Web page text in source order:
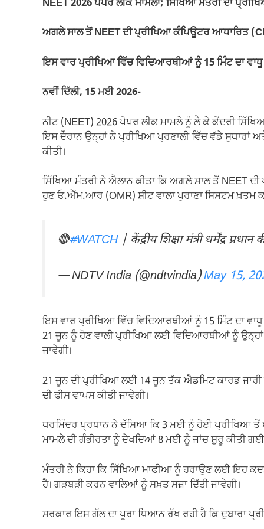
o
o
A
p
p
m
Li
n
k
NEET 2026 ਪੇਪਰ ਲੀਕ ਮਾਮਲਾ; ਸਿੱਖਿਆ ਮੰਤਰੀ ਦਾ
ਅਗਲੇ ਸਾਲ ਤੋਂ NEET ਦੀ ਪ੍ਰੀਖਿਆ ਕੰਪਿਊਟਰ ਆਧਾਰਿਤ
ਇਸ ਵਾਰ ਪ੍ਰੀਖਿਆ ਵਿੱਚ ਵਿਦਿਆਰਥੀਆਂ ਨੂੰ 15 ਮਿੰਟ ਦਾ ਵਾਧੂ
ਨਵੀਂ ਦਿੱਲੀ, 15 ਮਈ 2026-
ਨੀਟ (NEET) 2026 ਪੇਪਰ ਲੀਕ ਮਾਮਲੇ ਨੂੰ ਲੈ ਕੇ ਕੇਂਦਰੀ
ਇਸ ਦੌਰਾਨ ਉਨ੍ਹਾਂ ਨੇ ਪ੍ਰੀਖਿਆ ਪ੍ਰਣਾਲੀ ਵਿੱਚ ਵੱਡੇ ਸੁਧਾਰਾਂ
ਕੀਤੀ।
ਸਿੱਖਿਆ ਮੰਤਰੀ ਨੇ ਐਲਾਨ ਕੀਤਾ ਕਿ ਅਗਲੇ ਸਾਲ ਤੋਂ NEET
ਹੁਣ ਓ.ਐੱਮ.ਆਰ (OMR) ਸ਼ੀਟ ਵਾਲਾ ਪੁਰਾਣਾ ਸਿਸਟਮ ਖ਼ਤਮ
🔴#WATCH| केंद्रीय शिक्षा मंत्री धर्मेंद्र
— NDTV India (@ndtvindia)May 15,
ਇਸ ਵਾਰ ਪ੍ਰੀਖਿਆ ਵਿੱਚ ਵਿਦਿਆਰਥੀਆਂ ਨੂੰ 15 ਮਿੰਟ ਦਾ
21 ਜੂਨ ਨੂੰ ਹੋਣ ਵਾਲੀ ਪ੍ਰੀਖਿਆ ਲਈ ਵਿਦਿਆਰਥੀਆਂ ਨੂੰ
ਜਾਵੇਗੀ।
21 ਜੂਨ ਦੀ ਪ੍ਰੀਖਿਆ ਲਈ 14 ਜੂਨ ਤੱਕ ਐਡਮਿਟ ਕਾਰਡ
ਦੀ ਫੀਸ ਵਾਪਸ ਕੀਤੀ ਜਾਵੇਗੀ।
ਧਰਮਿੰਦਰ ਪ੍ਰਧਾਨ ਨੇ ਦੱਸਿਆ ਕਿ 3 ਮਈ ਨੂੰ ਹੋਈ ਪ੍ਰੀਖਿਆ
ਮਾਮਲੇ ਦੀ ਗੰਭੀਰਤਾ ਨੂੰ ਦੇਖਦਿਆਂ 8 ਮਈ ਨੂੰ ਜਾਂਚ ਸ਼ੁਰੂ ਕੀਤੀ
ਮੰਤਰੀ ਨੇ ਕਿਹਾ ਕਿ ਸਿੱਖਿਆ ਮਾਫੀਆ ਨੂੰ ਹਰਾਉਣ ਲਈ ਇਹ
ਹੈ। ਗੜਬੜੀ ਕਰਨ ਵਾਲਿਆਂ ਨੂੰ ਸਖ਼ਤ ਸਜ਼ਾ ਦਿੱਤੀ ਜਾਵੇਗੀ।
ਸਰਕਾਰ ਇਸ ਗੱਲ ਦਾ ਪੂਰਾ ਧਿਆਨ ਰੱਖ ਰਹੀ ਹੈ ਕਿ ਦੁਬਾਰਾ